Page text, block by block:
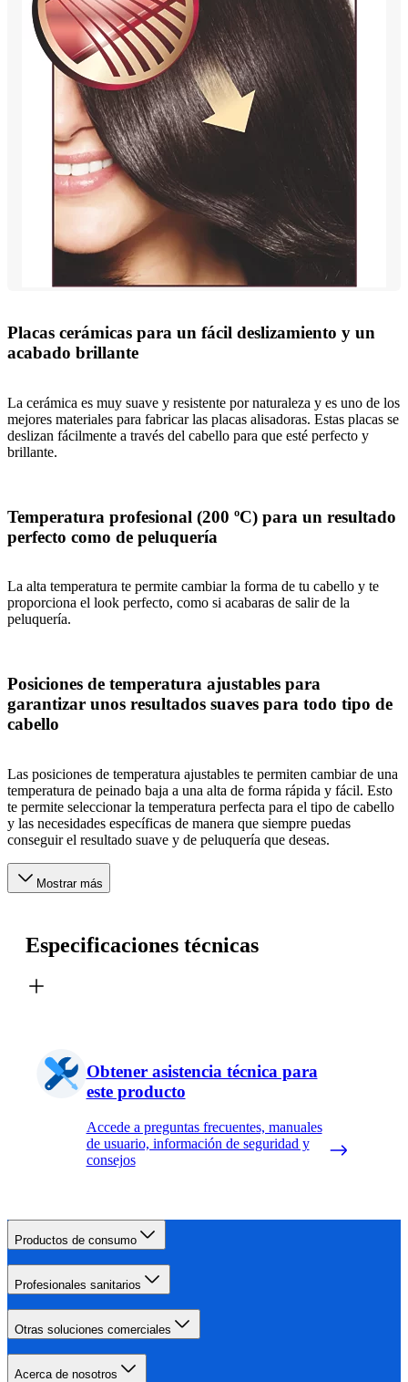
Placas cerámicas para un fácil deslizamiento y un
acabado brillante
La cerámica es muy suave y resistente por naturaleza y es uno de los
mejores materiales para fabricar las placas alisadoras. Estas placas se
deslizan fácilmente a través del cabello para que esté perfecto y
brillante.
Temperatura profesional (200 ºC) para un resultado
perfecto como de peluquería
La alta temperatura te permite cambiar la forma de tu cabello y te
proporciona el look perfecto, como si acabaras de salir de la
peluquería.
Posiciones de temperatura ajustables para
garantizar unos resultados suaves para todo tipo de
cabello
Las posiciones de temperatura ajustables te permiten cambiar de una
temperatura de peinado baja a una alta de forma rápida y fácil. Esto
te permite seleccionar la temperatura perfecta para el tipo de cabello
y las necesidades específicas de manera que siempre puedas
conseguir el resultado suave y de peluquería que deseas.
Mostrar más
Especificaciones técnicas
Obtener asistencia técnica para
este producto
Accede a preguntas frecuentes, manuales
de usuario, información de seguridad y
consejos
Productos de consumo
Profesionales sanitarios
Otras soluciones comerciales
Acerca de nosotros